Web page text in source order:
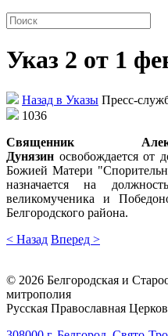
Указ 2 от 1
Назад в Указы Пресс-
1036
Священник
Дунязин освобождается от
Божией Матери
назначается на
великомученика и
Белгородского района.
< Назад Вперед >
© 2026 Белгородская и
митрополия
Русская Православная